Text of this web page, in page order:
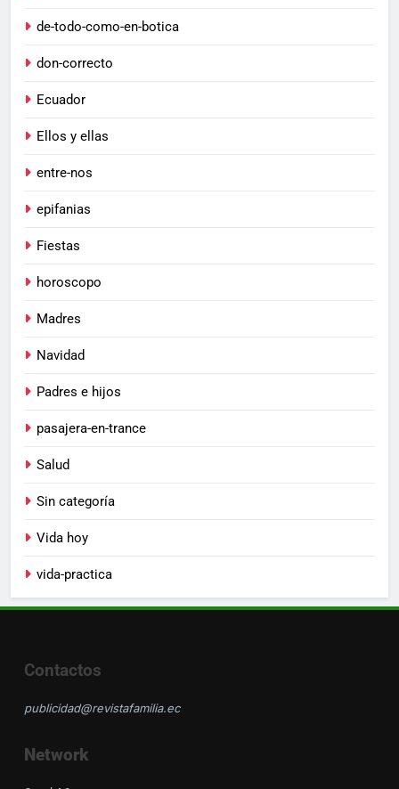
de-todo-como-en-botica
don-correcto
Ecuador
Ellos y ellas
entre-nos
epifanias
Fiestas
horoscopo
Madres
Navidad
Padres e hijos
pasajera-en-trance
Salud
Sin categoría
Vida hoy
vida-practica
Contactos
publicidad@revistafamilia.ec
Network